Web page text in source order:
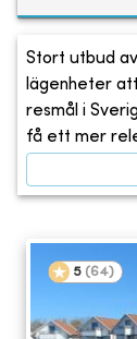
Stort utbud
lägenheter
resmål i
få ett mer
5 (64)